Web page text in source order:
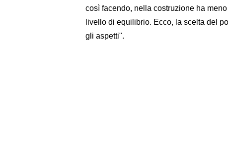
così facendo, nella costruzione ha
livello di equilibrio. Ecco, la scelta del
gli aspetti".